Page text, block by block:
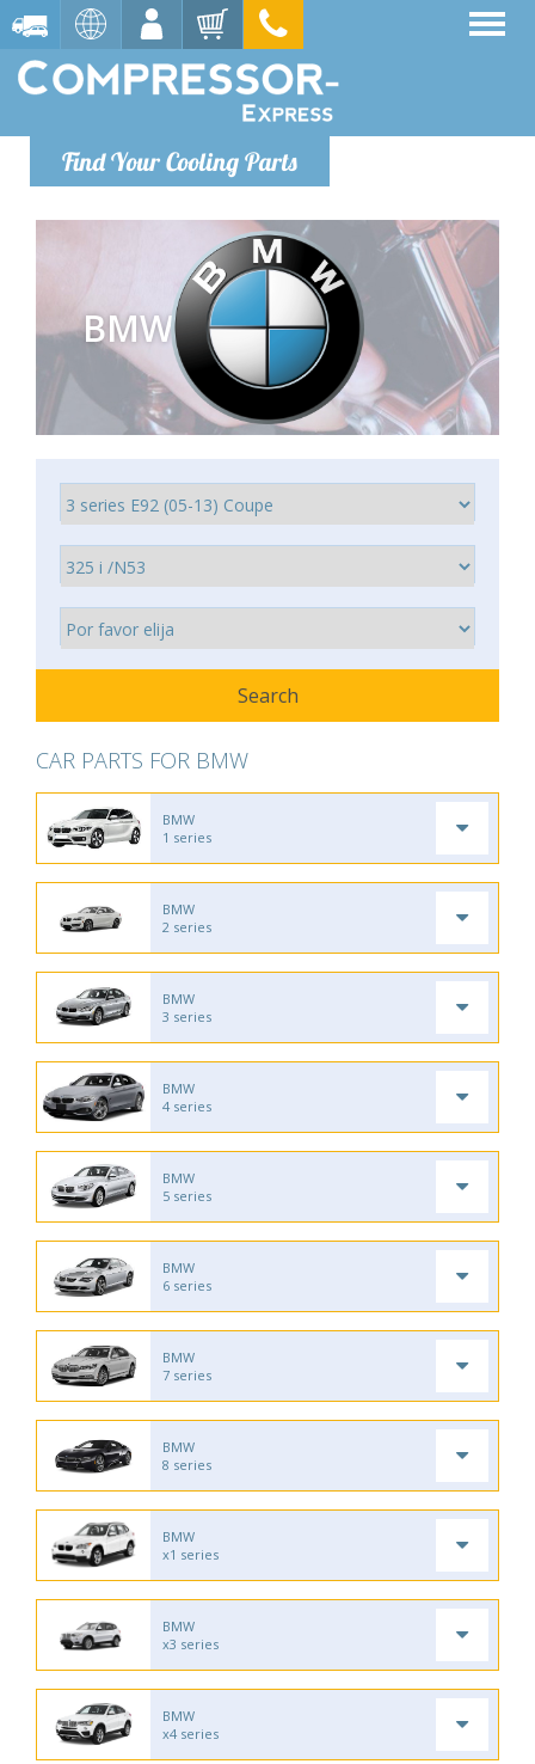
Find Your Cooling Parts
BMW
CAR PARTS FOR BMW
BMW
1 series
BMW
2 series
BMW
3 series
BMW
4 series
BMW
5 series
BMW
6 series
BMW
7 series
BMW
8 series
BMW
x1 series
BMW
x3 series
BMW
x4 series